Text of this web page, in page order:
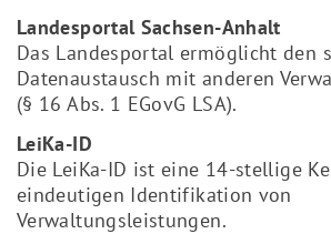
Landesportal Sachsen-Anhalt
Das Landesportal ermöglicht den
Datenaustausch mit anderen
(§ 16 Abs. 1 EGovG LSA).
LeiKa-ID
Die LeiKa-ID ist eine 14-stellige
eindeutigen Identifikation von
Verwaltungsleistungen.